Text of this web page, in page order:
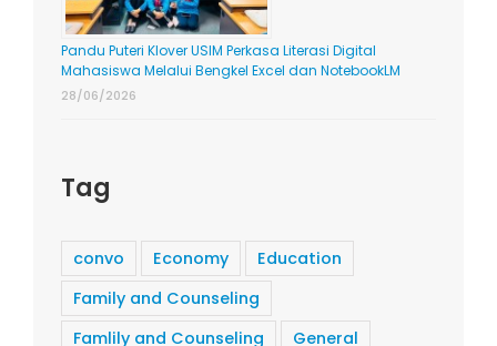
Pandu Puteri Klover USIM Perkasa Literasi Digital
Mahasiswa Melalui Bengkel Excel dan NotebookLM
28/06/2026
Tag
convo Economy
Education
Family and Counseling
Famlily and Counseling
General